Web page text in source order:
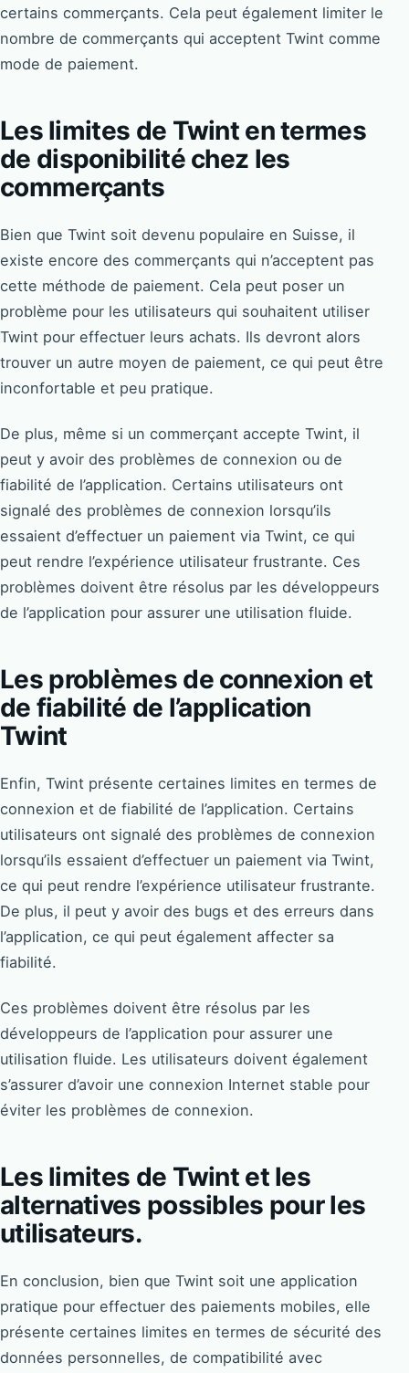
certains commerçants. Cela peut également limiter le
nombre de commerçants qui acceptent Twint comme
mode de paiement.
Les limites de Twint en termes
de disponibilité chez les
commerçants
Bien que Twint soit devenu populaire en Suisse, il
existe encore des commerçants qui n’acceptent pas
cette méthode de paiement. Cela peut poser un
problème pour les utilisateurs qui souhaitent utiliser
Twint pour effectuer leurs achats. Ils devront alors
trouver un autre moyen de paiement, ce qui peut être
inconfortable et peu pratique.
De plus, même si un commerçant accepte Twint, il
peut y avoir des problèmes de connexion ou de
fiabilité de l’application. Certains utilisateurs ont
signalé des problèmes de connexion lorsqu’ils
essaient d’effectuer un paiement via Twint, ce qui
peut rendre l’expérience utilisateur frustrante. Ces
problèmes doivent être résolus par les développeurs
de l’application pour assurer une utilisation fluide.
Les problèmes de connexion et
de fiabilité de l’application
Twint
Enfin, Twint présente certaines limites en termes de
connexion et de fiabilité de l’application. Certains
utilisateurs ont signalé des problèmes de connexion
lorsqu’ils essaient d’effectuer un paiement via Twint,
ce qui peut rendre l’expérience utilisateur frustrante.
De plus, il peut y avoir des bugs et des erreurs dans
l’application, ce qui peut également affecter sa
fiabilité.
Ces problèmes doivent être résolus par les
développeurs de l’application pour assurer une
utilisation fluide. Les utilisateurs doivent également
s’assurer d’avoir une connexion Internet stable pour
éviter les problèmes de connexion.
Les limites de Twint et les
alternatives possibles pour les
utilisateurs.
En conclusion, bien que Twint soit une application
pratique pour effectuer des paiements mobiles, elle
présente certaines limites en termes de sécurité des
données personnelles, de compatibilité avec